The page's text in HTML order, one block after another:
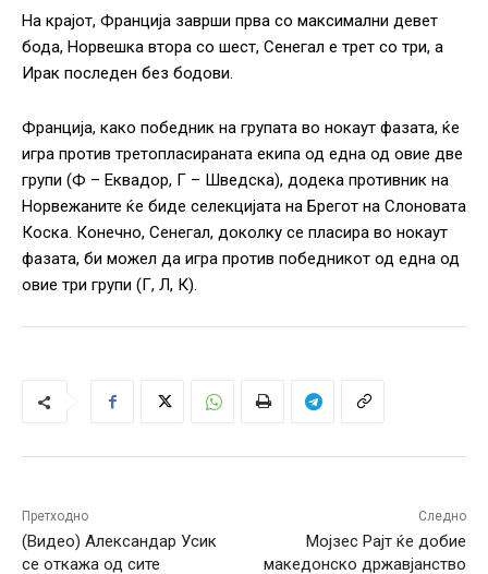
На крајот, Франција заврши прва со максимални девет
бода, Норвешка втора со шест, Сенегал е трет со три, а
Ирак последен без бодови.
Франција, како победник на групата во нокаут фазата, ќе
игра против третопласираната екипа од една од овие две
групи (Ф – Еквадор, Г – Шведска), додека противник на
Норвежаните ќе биде селекцијата на Брегот на Слоновата
Коска. Конечно, Сенегал, доколку се пласира во нокаут
фазата, би можел да игра против победникот од една од
овие три групи (Г, Л, К).
Претходно
(Видео) Александар Усик
се откажа од сите
Следно
Мојзес Рајт ќе добие
македонско државјанство